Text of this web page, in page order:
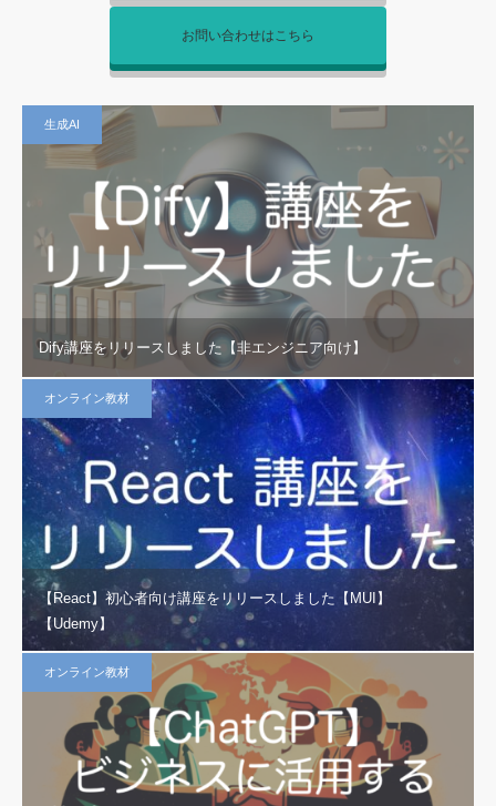
お問い合わせはこちら
生成AI
Dify講座をリリースしました【非エンジニア向け】
オンライン教材
【React】初心者向け講座をリリースしました【MUI】
【Udemy】
オンライン教材